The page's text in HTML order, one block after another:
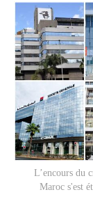
L’encours du
Maroc s'est